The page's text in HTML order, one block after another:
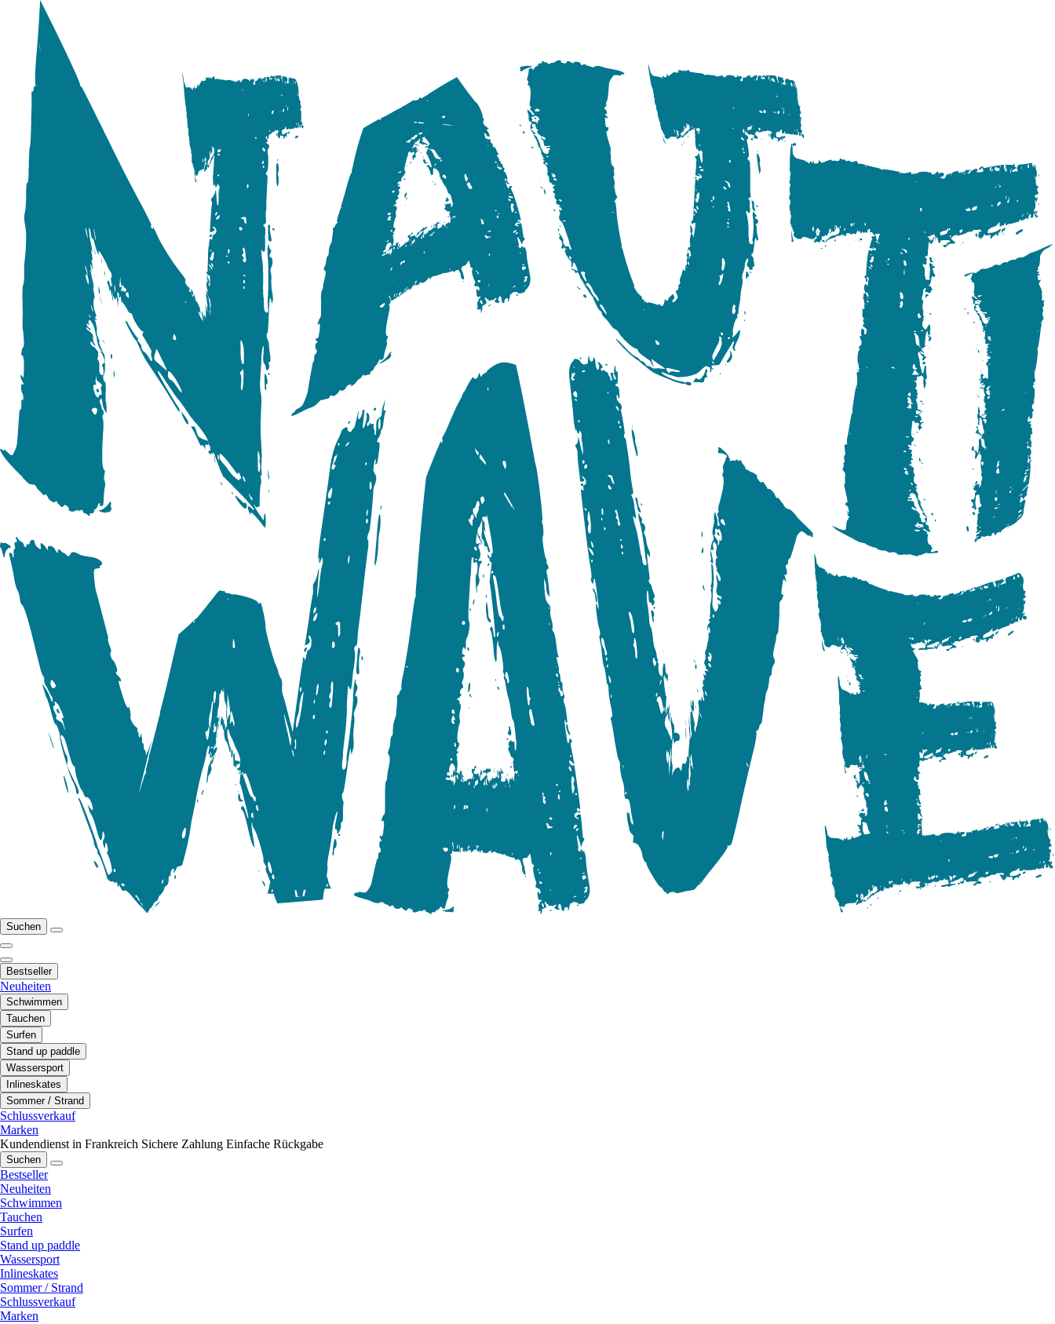
Suchen
Bestseller
Neuheiten
Schwimmen
Tauchen
Surfen
Stand up paddle
Wassersport
Inlineskates
Sommer / Strand
Schlussverkauf
Marken
Kundendienst in Frankreich Sichere Zahlung Einfache Rückgabe
Suchen
Bestseller
Neuheiten
Schwimmen
Tauchen
Surfen
Stand up paddle
Wassersport
Inlineskates
Sommer / Strand
Schlussverkauf
Marken